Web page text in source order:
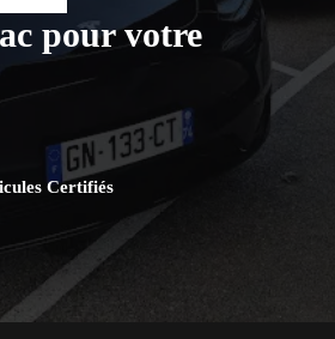
pour votre
Certifiés